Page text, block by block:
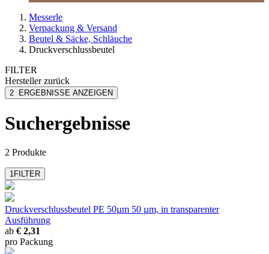
Messerle
Verpackung & Versand
Beutel & Säcke, Schläuche
Druckverschlussbeutel
FILTER
Herstellerzurück
Soennecken
2 ERGEBNISSE ANZEIGEN
Suchergebnisse
2 Produkte
1FILTER
Druckverschlussbeutel PE 50µm 50 µm, in transparenter
Ausführung
ab € 2,31
pro Packung